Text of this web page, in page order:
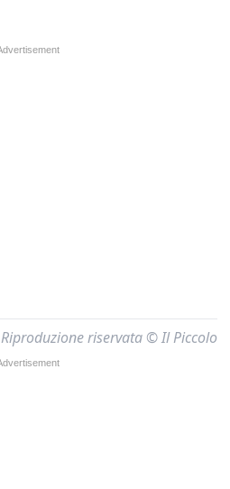
Riproduzione riservata © Il Piccolo